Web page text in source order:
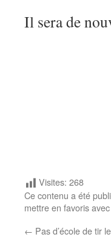
Il sera de
Visites: 268
Ce contenu a été
mettre en favoris avec
← Pas d’école de tir